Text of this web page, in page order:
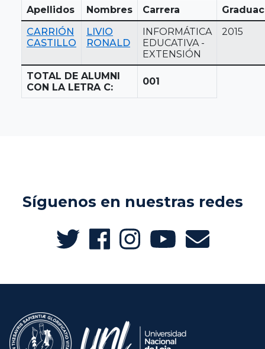
Apellidos Nombres Carrera
CARRIÓN
CASTILLO
LIVIO
RONALD
INFORMÁTICA
EDUCATIVA -
EXTENSIÓN
2015
TOTAL DE ALUMNI
CON LA LETRA C:
001
Síguenos en nuestras redes